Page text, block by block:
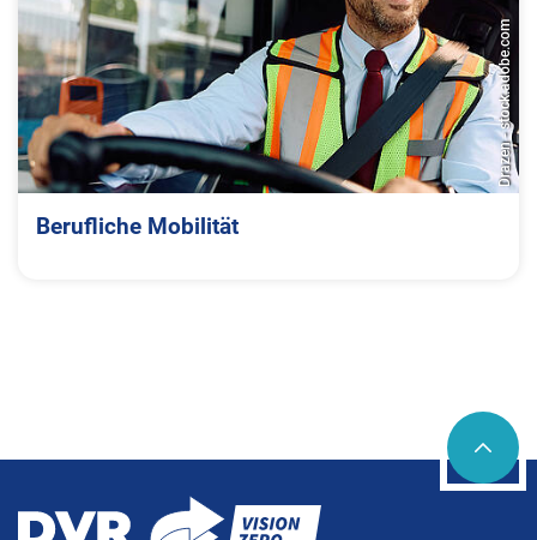
Drazen - stock.adobe.com
Berufliche Mobilität